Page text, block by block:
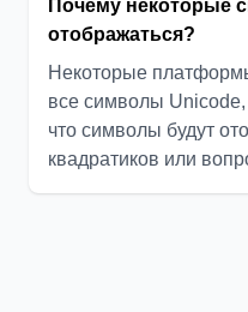
Почему некоторые
отображаться?
Некоторые
все символы Unicode,
что символы будут
квадратиков или